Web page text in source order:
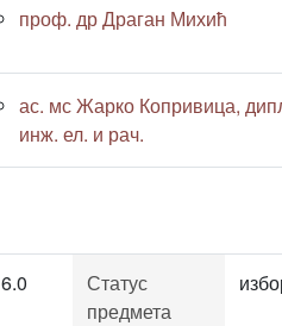
проф. др Драган Михић
ас. мс Жарко Копривица,
инж. ел. и рач.
6.0
Статус
предмета